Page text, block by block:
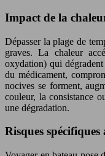
Impact de la
Dépasser la plage de
graves. La chaleur
oxydation) qui
du médicament,
nocives se forment,
couleur, la consistance
une dégradation.
Risques